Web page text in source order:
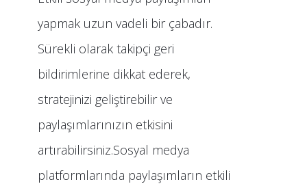
yapmak uzun vadeli bir çabadır.
Sürekli olarak takipçi geri
bildirimlerine dikkat ederek,
stratejinizi geliştirebilir ve
paylaşımlarınızın etkisini
artırabilirsiniz.Sosyal medya
platformlarında paylaşımların etkili